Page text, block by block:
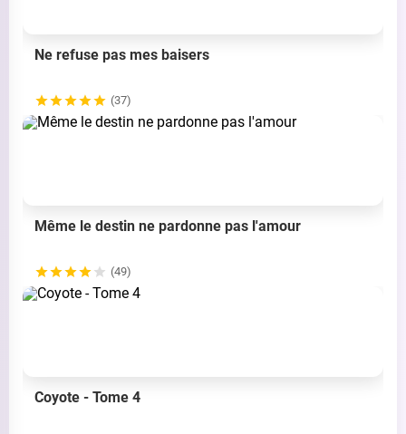
Ne refuse pas mes baisers
(37)
Même le destin ne pardonne pas l'amour
(49)
Coyote - Tome 4